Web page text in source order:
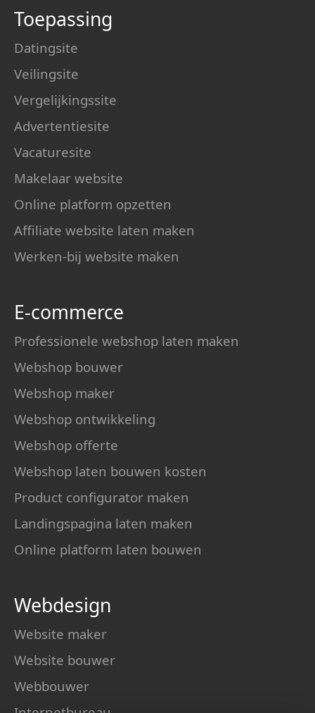
Toepassing
Datingsite
Veilingsite
Vergelijkingssite
Advertentiesite
Vacaturesite
Makelaar website
Online platform opzetten
Affiliate website laten maken
Werken-bij website maken
E-commerce
Professionele webshop laten maken
Webshop bouwer
Webshop maker
Webshop ontwikkeling
Webshop offerte
Webshop laten bouwen kosten
Product configurator maken
Landingspagina laten maken
Online platform laten bouwen
Webdesign
Website maker
Website bouwer
Webbouwer